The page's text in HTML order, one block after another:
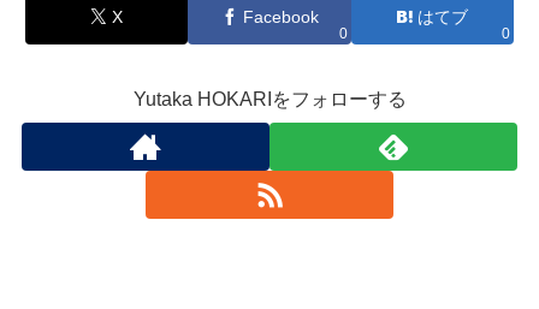
X Facebook
0
はてブ
0
Yutaka HOKARIをフォローする